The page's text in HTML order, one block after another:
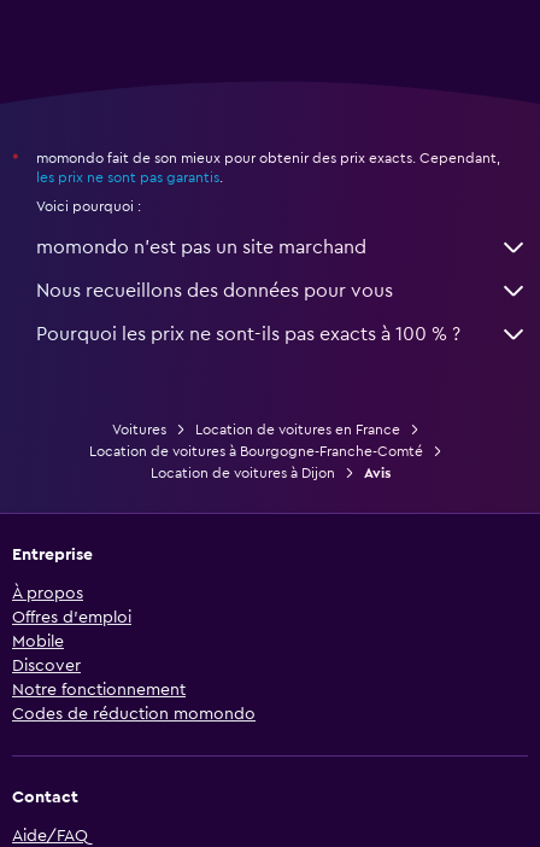
*
momondo fait de son mieux pour obtenir des prix exacts. Cependant,
les prix ne sont pas garantis.
Voici pourquoi :
momondo n'est pas un site marchand
Nous recueillons des données pour vous
Pourquoi les prix ne sont-ils pas exacts à 100 % ?
Voitures
Location de voitures en France
Location de voitures à Bourgogne-Franche-Comté
Location de voitures à Dijon
Avis
Entreprise
À propos
Offres d’emploi
Mobile
Discover
Notre fonctionnement
Codes de réduction momondo
Contact
Aide/FAQ